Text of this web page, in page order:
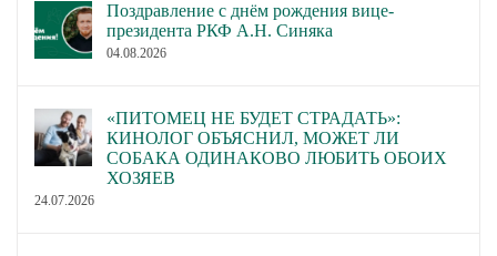
Поздравление с днём рождения вице-
президента РКФ А.Н. Синяка
04.08.2026
«ПИТОМЕЦ НЕ БУДЕТ СТРАДАТЬ»:
КИНОЛОГ ОБЪЯСНИЛ, МОЖЕТ ЛИ
СОБАКА ОДИНАКОВО ЛЮБИТЬ ОБОИХ
ХОЗЯЕВ
24.07.2026